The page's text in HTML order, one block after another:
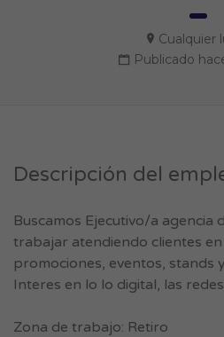
Cualquier
Publicado
Descripción del
Buscamos Ejecutivo/a agencia
trabajar atendiendo clientes
promociones, eventos, stands
Interes en lo lo digital, las
Zona de trabajo: Retiro